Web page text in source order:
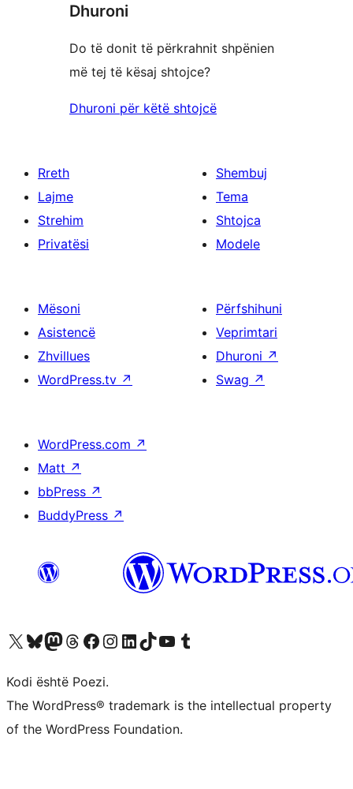
Dhuroni
Do të donit të përkrahnit shpënien
më tej të kësaj shtojce?
Dhuroni për këtë shtojcë
Rreth
Lajme
Strehim
Privatësi
Shembuj
Tema
Shtojca
Modele
Mësoni
Asistencë
Zhvillues
WordPress.tv ↗
Përfshihuni
Veprimtari
Dhuroni ↗
Swag ↗
WordPress.com ↗
Matt ↗
bbPress ↗
BuddyPress ↗
Vizitoni llogarinë tonë X (ish Twitter)
Vizitoni llogarinë tonë Bluesky
Vizitoni llogarinë tonë Mastodon
Vizitoni llogarinë tonë Threads
Vizitoni faqen tonë në Facebook
Vizitoni llogarinë tonë Instagram
Vizitoni llogarinë tonë LinkedIn
Vizitoni llogarinë tonë TikTok
Vizitoni kanalin tonë YouTube
Vizitoni llogarinë tonë Tumblr
Kodi është Poezi.
The WordPress® trademark is the intellectual property
of the WordPress Foundation.